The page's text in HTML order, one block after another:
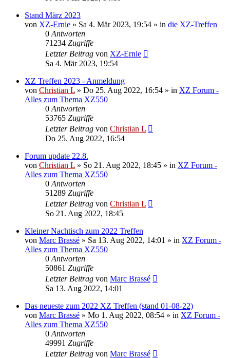
Stand März 2023
von XZ-Ernie » Sa 4. Mär 2023, 19:54 » in die XZ-Treffen
0 Antworten
71234 Zugriffe
Letzter Beitrag von XZ-Ernie
Sa 4. Mär 2023, 19:54
XZ Treffen 2023 - Anmeldung
von Christian L » Do 25. Aug 2022, 16:54 » in XZ Forum -
Alles zum Thema XZ550
0 Antworten
53765 Zugriffe
Letzter Beitrag von Christian L
Do 25. Aug 2022, 16:54
Forum update 22.8.
von Christian L » So 21. Aug 2022, 18:45 » in XZ Forum -
Alles zum Thema XZ550
0 Antworten
51289 Zugriffe
Letzter Beitrag von Christian L
So 21. Aug 2022, 18:45
Kleiner Nachtisch zum 2022 Treffen
von Marc Brassé » Sa 13. Aug 2022, 14:01 » in XZ Forum -
Alles zum Thema XZ550
0 Antworten
50861 Zugriffe
Letzter Beitrag von Marc Brassé
Sa 13. Aug 2022, 14:01
Das neueste zum 2022 XZ Treffen (stand 01-08-22)
von Marc Brassé » Mo 1. Aug 2022, 08:54 » in XZ Forum -
Alles zum Thema XZ550
0 Antworten
49991 Zugriffe
Letzter Beitrag von Marc Brassé